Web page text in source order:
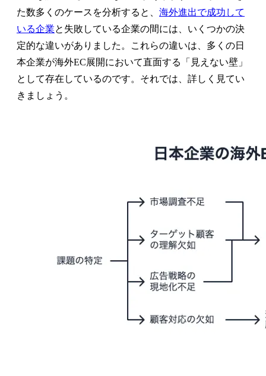
た数多くのケースを分析すると、 海外進出で成功して
いる企業と失敗している企業の間には、いくつかの決
定的な違いがありました。これらの違いは、多くの日
本企業が海外EC展開において直面する「見えない壁」
として存在しているのです。それでは、詳しく見てい
きましょう。